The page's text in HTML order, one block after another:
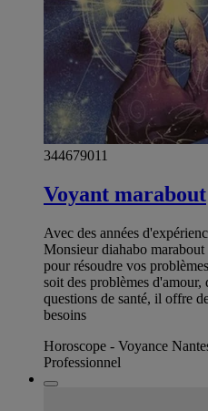
344679011
Voyant marabout
Avec des années
Monsieur diahabo marabout
pour résoudre vos
soit des problèmes
questions de santé, il offre
besoins
Horoscope - Voyance
Professionnel